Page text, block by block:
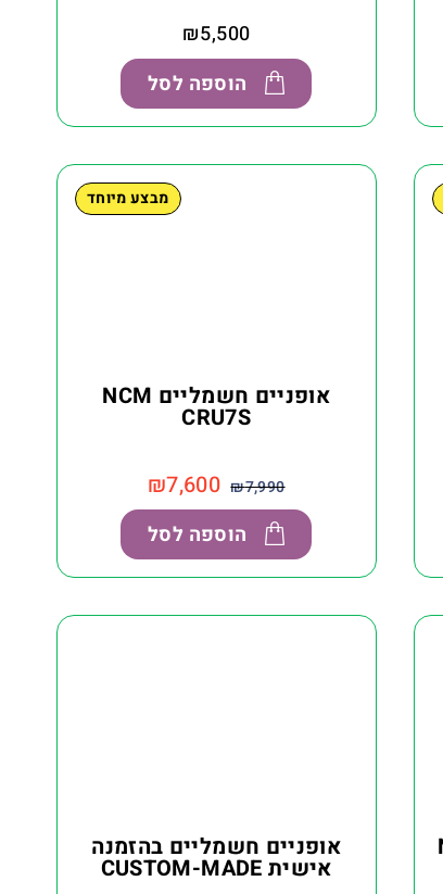
₪5,500
הוספה לסל
מבצע מיוחד
אופניים חשמליים NCM
CRU7S
₪7,990
₪7,600
הוספה לסל
אופניים חשמליים בהזמנה
אישית CUSTOM-MADE